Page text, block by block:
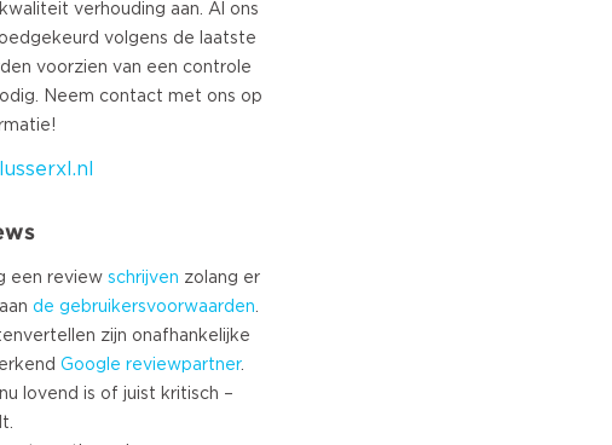
Danish
Brazilian Portuguese
Slovenian
Russian
Lithuanian
Slovak
verhouding aan. Al ons
volgens de laatste
voorzien van een controle
Neem contact met ons op
een review schrijven zolang er
de gebruikersvoorwaarden.
zijn onafhankelijke
Google reviewpartner.
lovend is of juist kritisch –